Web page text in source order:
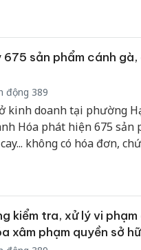
675 sản phẩm cánh
động 389
kinh doanh tại phường
Hóa phát hiện 675 sản
không có hóa đơn,
kiểm tra, xử lý vi
xâm phạm quyền sở